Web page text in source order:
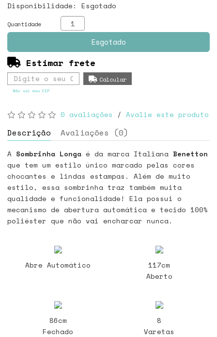
Disponibilidade: Esgotado
Quantidade
Esgotado
Estimar frete
Não sei meu CEP
0 avaliações / Avalie este produto
Descrição Avaliações (0)
A Sombrinha Longa é da marca Italiana Benetton
que tem um estilo único marcado pelas cores
chocantes e lindas estampas. Além de muito
estilo, essa sombrinha traz também muita
qualidade e funcionalidade! Ela possui o
mecanismo de abertura automática e tecido 100%
poliéster que não vai encharcar nunca.
Abre Automático
117cm
Aberto
86cm
Fechado
8
Varetas